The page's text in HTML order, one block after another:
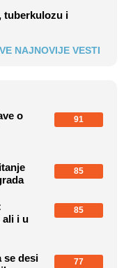
tuberkulozu i
NAJNOVIJE VESTI
o
91
85
ali i u
85
se desi
77